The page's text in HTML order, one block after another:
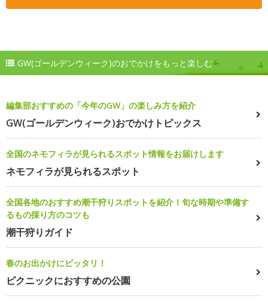
GW(ゴールデンウィーク)のおでかけをもっと楽しむ
編集部おすすめの「今年のGW」の楽しみ方を紹介
GW(ゴールデンウィーク)おでかけトピックス
全国のネモフィラが見られるスポット情報をお届けします
ネモフィラが見られるスポット
全国各地のおすすめ潮干狩りスポットを紹介！旬な時期や準備す
るもの採り方のコツも
潮干狩りガイド
春のお出かけにピッタリ！
ピクニックにおすすめの公園